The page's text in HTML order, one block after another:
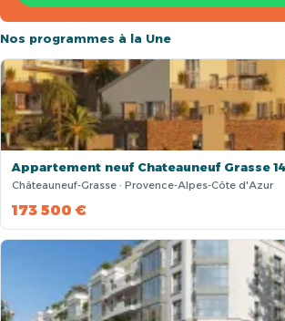
Nos programmes à la Une
Appartement neuf Chateauneuf Grasse
Châteauneuf-Grasse · Provence-Alpes-Côte d'Azur
173 500 €